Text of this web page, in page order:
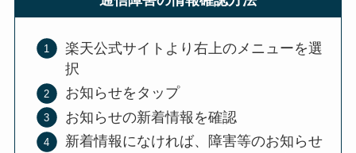
楽天公式サイトより右上のメニューを選
択
お知らせをタップ
お知らせの新着情報を確認
新着情報になければ、障害等のお知らせ